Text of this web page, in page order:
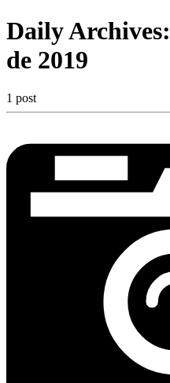
Daily Archives:
de 2019
1 post